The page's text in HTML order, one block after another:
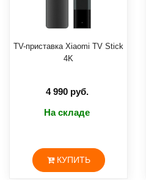
Аксессуары
станции
ДОСТАВКА
ГАРАНТИЯ
КОНТАКТЫ
TV-приставка Xiaomi TV Stick
4K
4 990 руб.
На складе
КУПИТЬ